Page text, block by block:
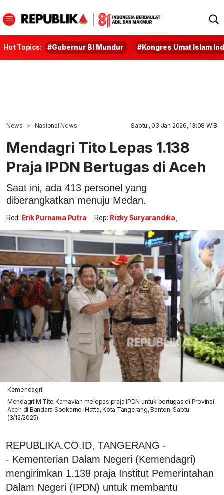
Hot Topics: #Gubernur BI Mundur #Kongres Umat Islam
News Nasional News Sabtu , 03 Jan 2026, 13:08 WIB
Mendagri Tito Lepas 1.138
Praja IPDN Bertugas di Aceh
Saat ini, ada 413 personel yang
diberangkatkan menuju Medan.
Red: Erik Purnama Putra Rep: Rizky Suryarandika,
Kemendagri
Mendagri M Tito Karnavian melepas praja IPDN untuk bertugas di Provinsi
Aceh di Bandara Soekarno-Hatta, Kota Tangerang, Banten, Sabtu
(3/12/2025).
REPUBLIKA.CO.ID, TANGERANG -
- Kementerian Dalam Negeri (Kemendagri)
mengirimkan 1.138 praja Institut Pemerintahan
Dalam Negeri (IPDN) untuk membantu